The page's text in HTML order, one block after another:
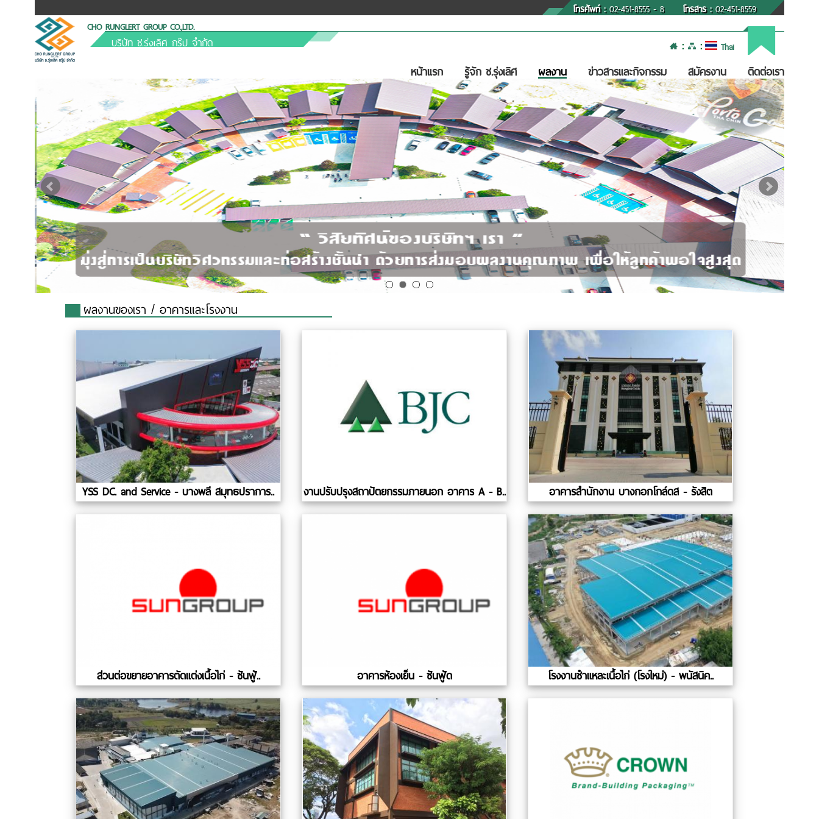
โทรศัพท์ :02-451-8555 - 8 โทรสาร :02-451-8559
CHO RUNGLERT GROUP CO.,LTD.
บริษัท ช.รุ่งเลิศ กรุ๊ป จำกัด : : Thai
หน้าแรก รู้จัก ช.รุ่งเลิศ ผลงาน ข่าวสารและกิจกรรม สมัครงาน ติดต่อเรา
ผลงานของเรา / อาคารและโรงงาน
YSS DC. and Service - บางพลี สมุทธปราการ.. งานปรับปรุงสถาปัตยกรรมภายนอก อาคาร A - B.. อาคารสำนักงาน บางกอกโกล์ดส - รังสิต
ส่วนต่อขยายอาคารตัดแต่งเนื้อไก่ - ซันฟู้.. อาคารห้องเย็น - ซันฟู้ด โรงงานชำแหละเนื้อไก่ (โรงใหม่) - พนัสนิค..